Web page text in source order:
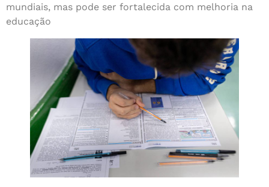
mundiais, mas pode ser fortalecida com melhoria na
educação